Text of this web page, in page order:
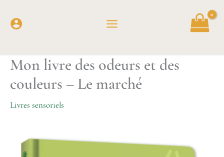
Mon livre des odeurs et des
couleurs – Le marché
Livres sensoriels